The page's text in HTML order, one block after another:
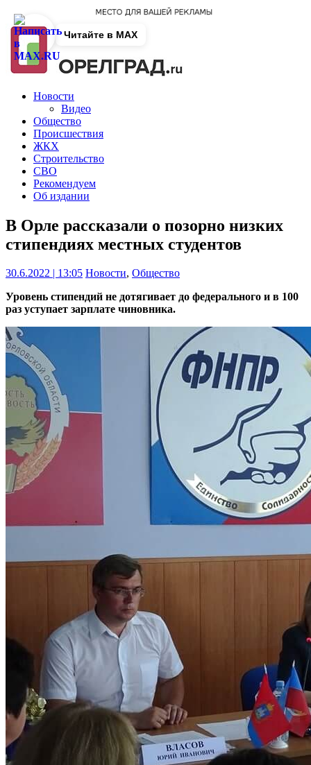
Новости
Видео
Общество
Происшествия
ЖКХ
Строительство
СВО
Рекомендуем
Об издании
В Орле рассказали о позорно низких
стипендиях местных студентов
30.6.2022 | 13:05 Новости, Общество
Уровень стипендий не дотягивает до федерального и в 100
раз уступает зарплате чиновника.
Читайте в MAX